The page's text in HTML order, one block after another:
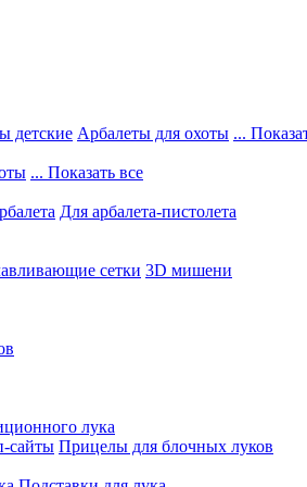
детские Арбалеты для охоты ...
... Показать все
Для арбалета-пистолета
сетки 3D мишени
лука
сайты Прицелы для блочных луков